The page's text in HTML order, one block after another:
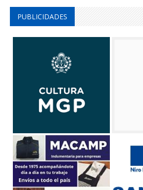
PUBLICIDADES